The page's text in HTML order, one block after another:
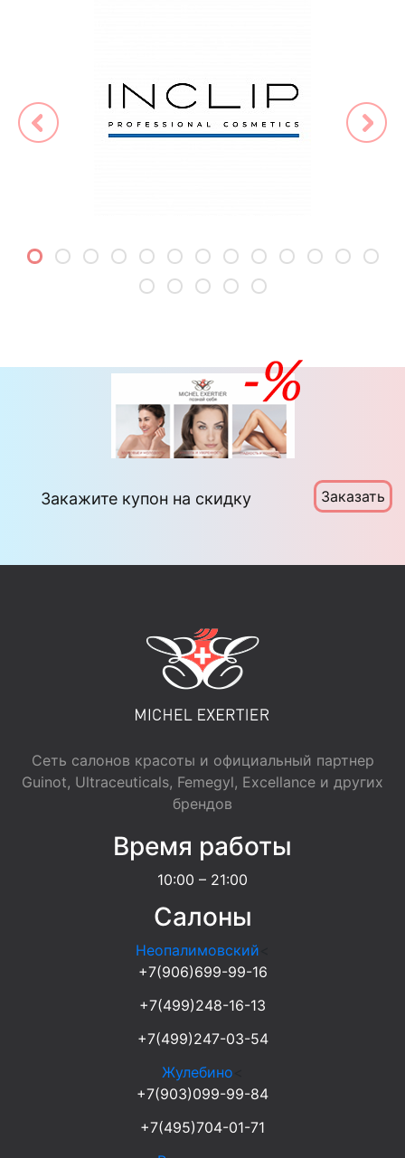
Закажите купон на скидку Заказать
Сеть салонов красоты и официальный партнер
Guinot, Ultraceuticals, Femegyl, Excellance и других
брендов
Время работы
10:00 – 21:00
Салоны
Неопалимовский
+7(906)699-99-16
+7(499)248-16-13
+7(499)247-03-54
Жулебино
+7(903)099-99-84
+7(495)704-01-71